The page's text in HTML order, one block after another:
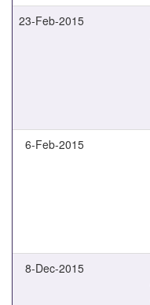
23-Feb-2015
6-Feb-2015
8-Dec-2015